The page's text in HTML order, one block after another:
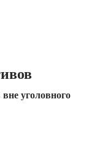
уголовного